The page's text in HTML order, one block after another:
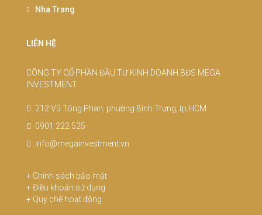
Nha Trang
LIÊN HỆ
CÔNG TY CỔ PHẦN ĐẦU TƯ KINH DOANH BĐS MEGA
INVESTMENT
212 Vũ Tông Phan, phường Bình Trưng, tp.HCM
0901 222 525
info@megainvestment.vn
+ Chính sách bảo mật
+ Điều khoản sử dụng
+ Quy chế hoạt động